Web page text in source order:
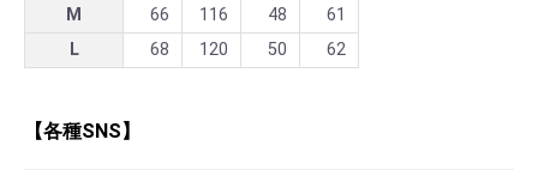
M
66 116 48
61
L
68 120 50 62
【各種SNS】